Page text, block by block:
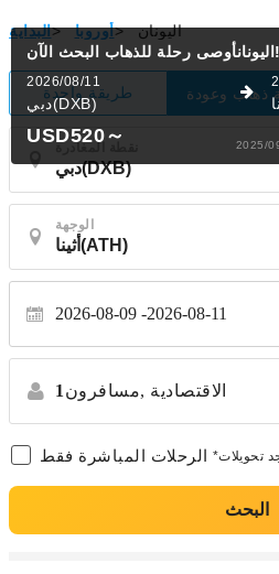
البداية> أوروبا> اليونان
طريقة واحدة ذهاب وعودة
الوجهة
2026-08-09 2026-08-11
1 مسافرون, الاقتصادية
الرحلات المباشرة فقط تحويلات
البحث
اليونانأوصى رحلة للذهاب البحث الآن!
2026/08/11
دبي(DXB)
USD520～